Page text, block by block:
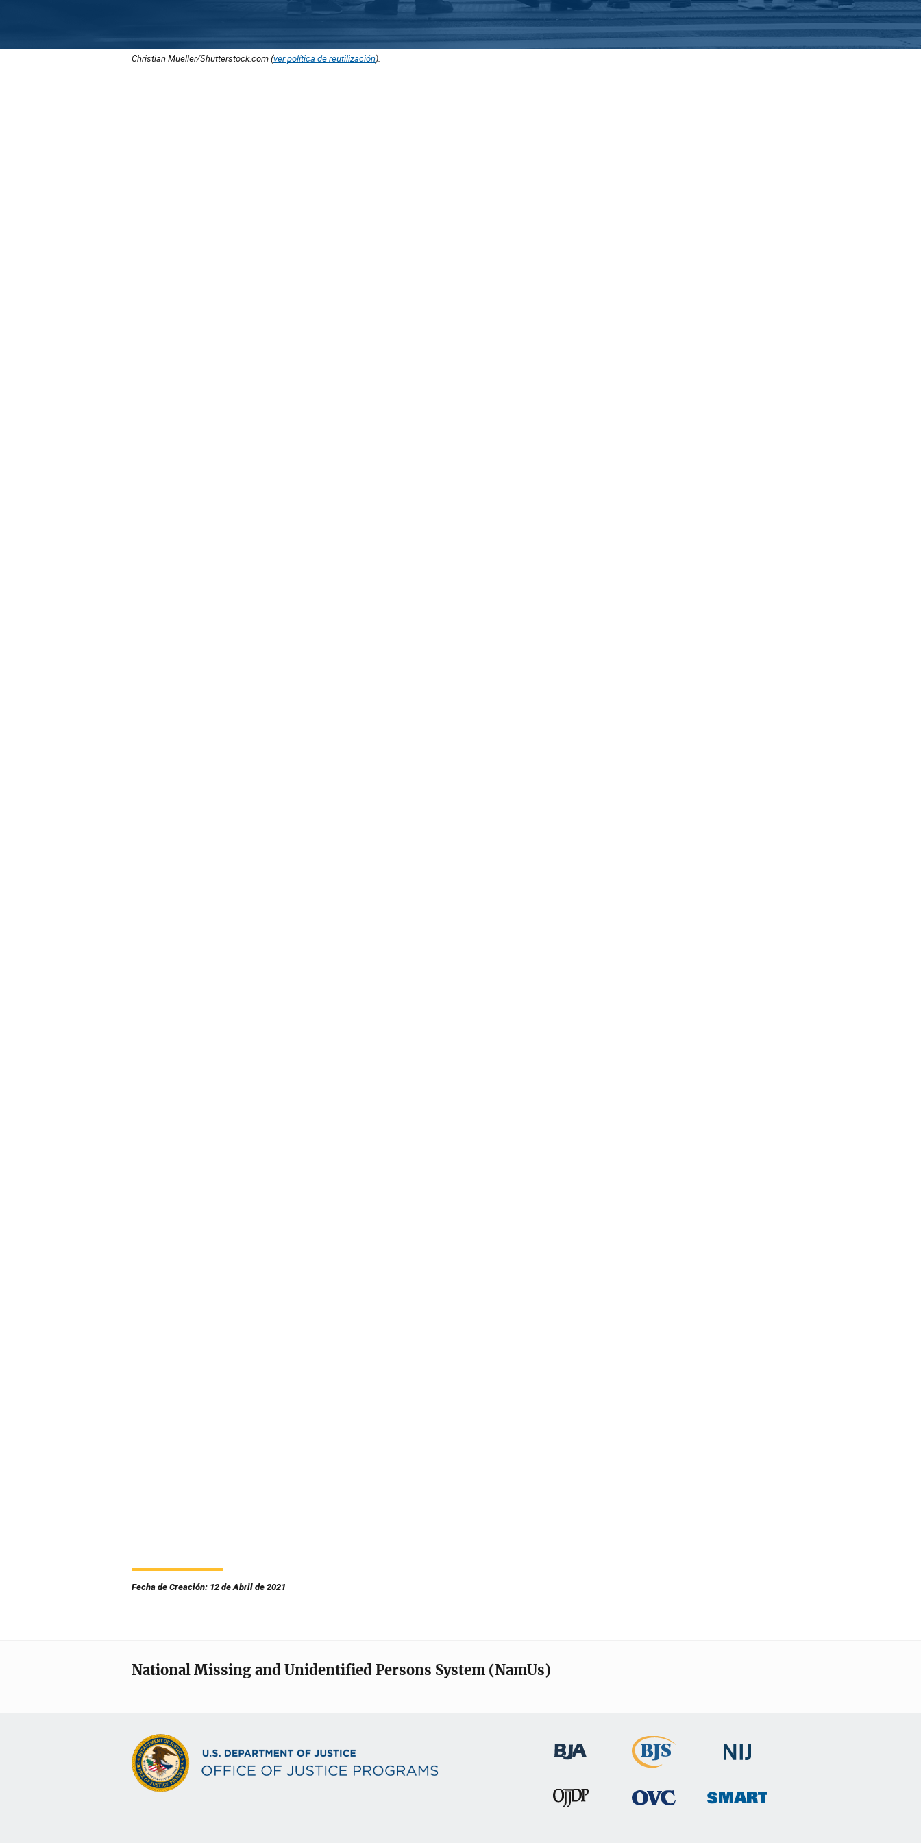
Christian Mueller/Shutterstock.com (ver política de reutilización).
Fecha de Creación: 12 de Abril de 2021
National Missing and Unidentified Persons System (NamUs)